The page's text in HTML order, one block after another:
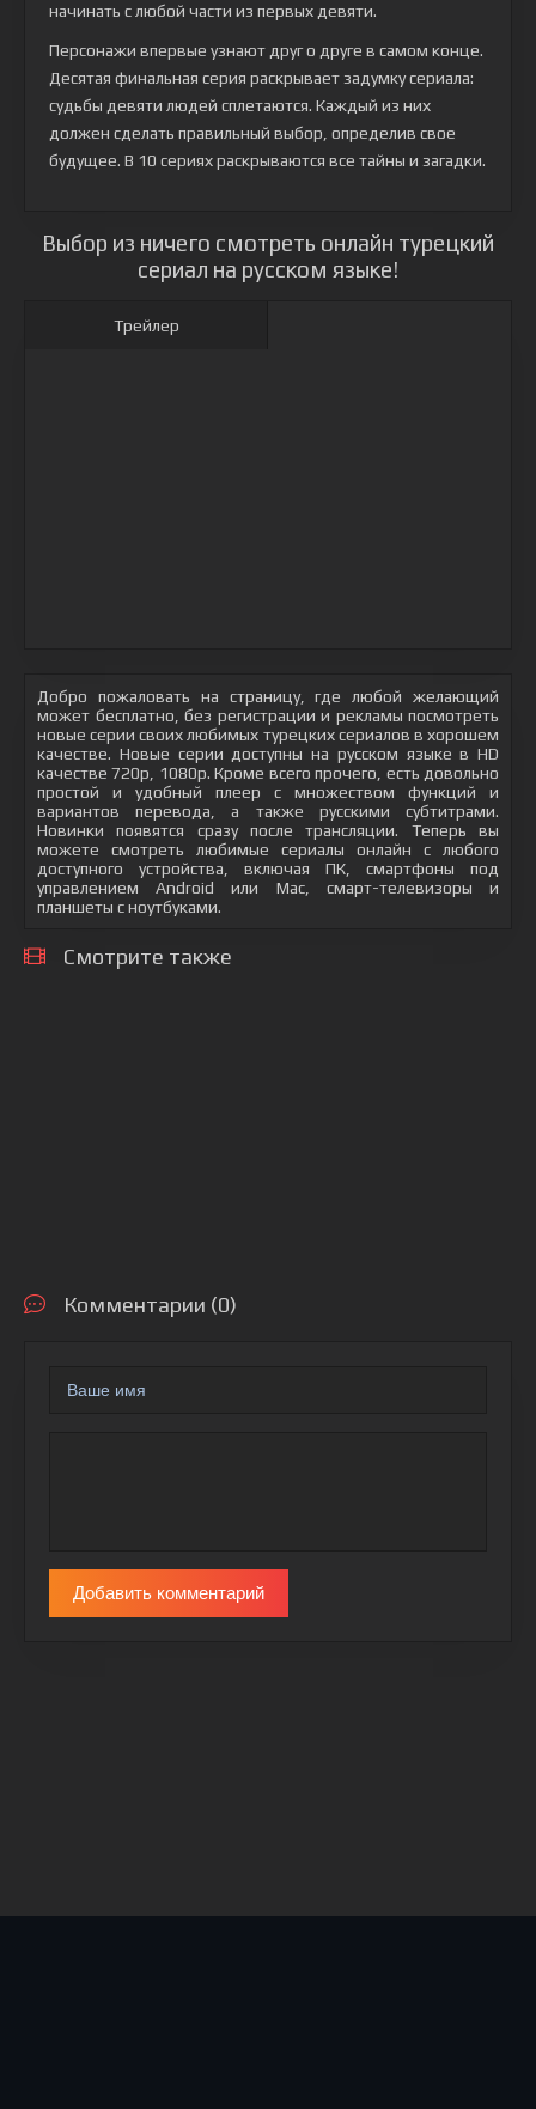
начинать с любой части из первых девяти.
Персонажи впервые узнают друг о друге в самом конце.
Десятая финальная серия раскрывает задумку сериала:
судьбы девяти людей сплетаются. Каждый из них
должен сделать правильный выбор, определив свое
будущее. В 10 сериях раскрываются все тайны и загадки.
Выбор из ничего смотреть онлайн турецкий
сериал на русском языке!
Трейлер
Добро пожаловать на страницу, где любой желающий
может бесплатно, без регистрации и рекламы посмотреть
новые серии своих любимых турецких сериалов в хорошем
качестве. Новые серии доступны на русском языке в HD
качестве 720p, 1080p. Кроме всего прочего, есть довольно
простой и удобный плеер с множеством функций и
вариантов перевода, а также русскими субтитрами.
Новинки появятся сразу после трансляции. Теперь вы
можете смотреть любимые сериалы онлайн с любого
доступного устройства, включая ПК, смартфоны под
управлением Android или Mac, смарт-телевизоры и
планшеты с ноутбуками.
Смотрите также
Комментарии (0)
Добавить комментарий